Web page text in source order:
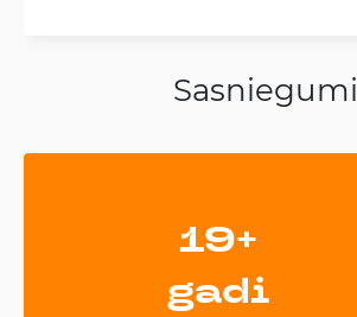
Sasniegumi
19+
gadi